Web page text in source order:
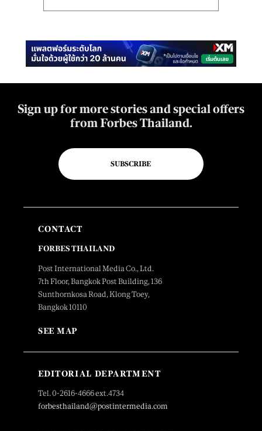
Sign up for more stories and special offers
from Forbes Thailand.
SUBSCRIBE
CONTACT
FORBES THAILAND
Post International Media Co., Ltd.
7th Floor, Bangkok Post Building, 136
Sunthornkosa Road, Klong Toey,
Bangkok 10110
SEE MAP
EDITORIAL DEPARTMENT
Tel. 0-2616-4666 ext.4734
forbesthailand@postintermedia.com